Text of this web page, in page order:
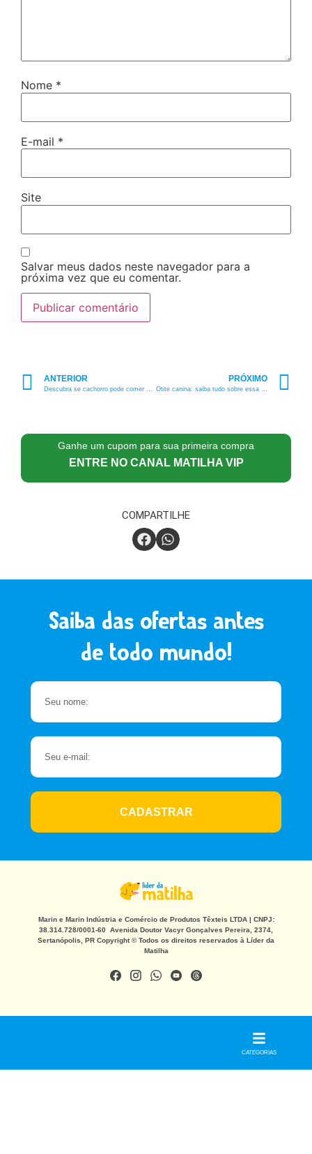
Nome *
E-mail *
Site
Salvar meus dados neste navegador para a
próxima vez que eu comentar.
ANTERIOR PRÓXIMO
Ganhe um cupom para sua primeira compra
ENTRE NO CANAL MATILHA VIP
COMPARTILHE
Saiba das ofertas antes
de todo mundo!
CADASTRAR
Marin e Marin Indústria e Comércio de Produtos Têxteis LTDA | CNPJ:
38.314.728/0001-60 Avenida Doutor Vacyr Gonçalves Pereira, 2374,
Sertanópolis, PR Copyright © Todos os direitos reservados à Líder da
Matilha
CATEGORIAS